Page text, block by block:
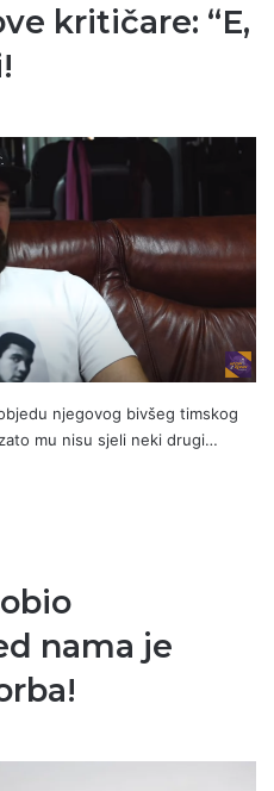
kritičare: “E,
njegovog bivšeg timskog
mu nisu sjeli neki drugi…
nama je